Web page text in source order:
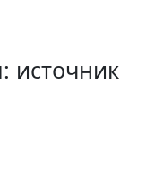
источник